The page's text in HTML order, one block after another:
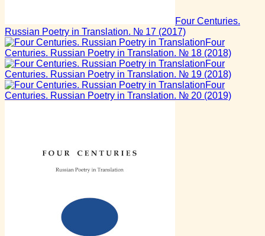
Four Centuries.
Russian Poetry in Translation. № 17 (2017)
Four
Centuries. Russian Poetry in Translation. № 18 (2018)
Four
Centuries. Russian Poetry in Translation. № 19 (2018)
Four
Centuries. Russian Poetry in Translation. № 20 (2019)